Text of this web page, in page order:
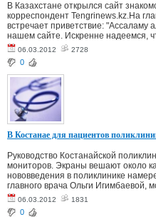
В Казахстане открылся сайт
корреспондент Tengrinews.kz.На
встречает приветствие: "Ассаламу
нашем сайте. Искренне надеемся,
06.03.2012 2728
0
В Костанае для пациентов
Руководство Костанайской
мониторов. Экраны вешают около
нововведения в поликлинике
главного врача Ольги Игимбаевой,
06.03.2012 1831
0